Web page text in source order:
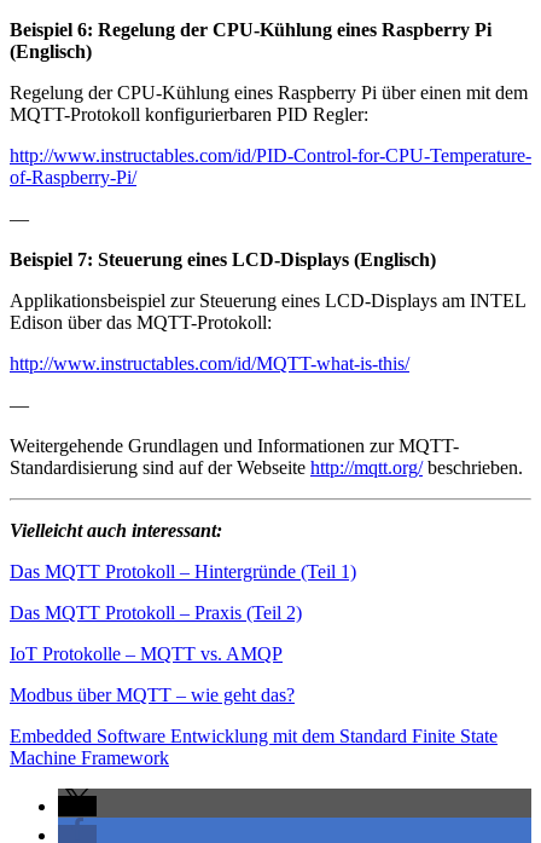
Beispiel 6: Regelung der CPU-Kühlung eines Raspberry Pi
(Englisch)
Regelung der CPU-Kühlung eines Raspberry Pi über einen mit dem
MQTT-Protokoll konfigurierbaren PID Regler:
http://www.instructables.com/id/PID-Control-for-CPU-Temperature-
of-Raspberry-Pi/
—
Beispiel 7: Steuerung eines LCD-Displays (Englisch)
Applikationsbeispiel zur Steuerung eines LCD-Displays am INTEL
Edison über das MQTT-Protokoll:
http://www.instructables.com/id/MQTT-what-is-this/
—
Weitergehende Grundlagen und Informationen zur MQTT-
Standardisierung sind auf der Webseite http://mqtt.org/beschrieben.
Vielleicht auch interessant:
Das MQTT Protokoll – Hintergründe (Teil 1)
Das MQTT Protokoll – Praxis (Teil 2)
IoT Protokolle – MQTT vs. AMQP
Modbus über MQTT – wie geht das?
Embedded Software Entwicklung mit dem Standard Finite State
Machine Framework